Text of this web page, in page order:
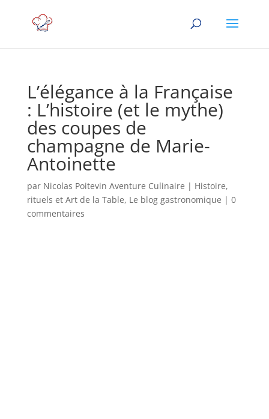
L’élégance à la Française
: L’histoire (et le mythe)
des coupes de
champagne de Marie-
Antoinette
par Nicolas Poitevin Aventure Culinaire | Histoire,
rituels et Art de la Table, Le blog gastronomique | 0
commentaires